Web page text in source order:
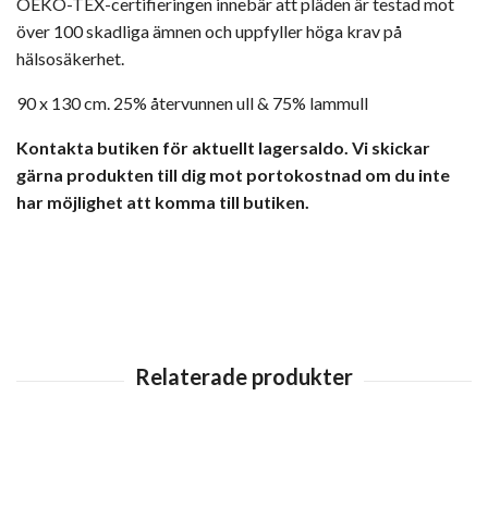
över 100 skadliga ämnen och uppfyller höga krav på
hälsosäkerhet.
90 x 130 cm. 25% återvunnen ull & 75% lammull
Kontakta butiken för aktuellt lagersaldo. Vi skickar
gärna produkten till dig mot portokostnad om du inte
har möjlighet att komma till butiken.